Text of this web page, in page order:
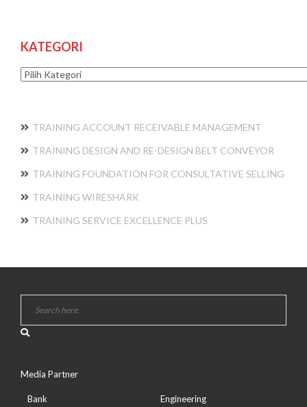
KATEGORI
Kategori
TRAINING ACCOUNT RECEIVABLE MANAGEMENT
TRAINING DESIGN AND RE-DESIGN BELT CONVEYOR
TRAINING FOUNDATION FOR CONSULTATIVE SELLING
TRAINING WIRESHARK
TRAINING SERVICE EXCELLENCE PLUS
Media Partner
Bank
Engineering